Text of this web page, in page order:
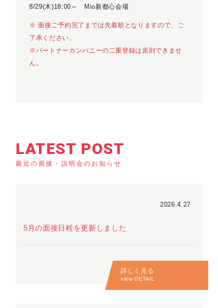
8/29(木)18:00～ Mio新都心会場
※ 面接ご予約完了までは先着順となりますので、ご
了承ください。
※パートナーカンパニーの二重登録は原則できませ
ん。
LATEST POST
最近の面接・説明会のお知らせ
5月の面接日程を更新しました
2026.4.27
詳しく見る
view DETAIL